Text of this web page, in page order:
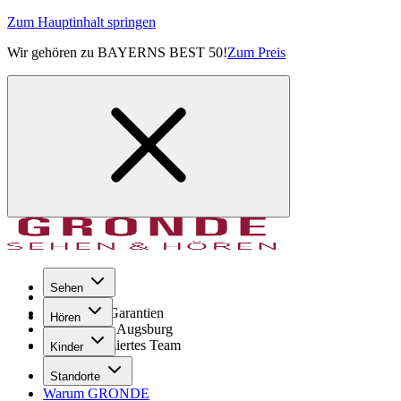
Zum Hauptinhalt springen
Wir gehören zu BAYERNS BEST 50!Zum Preis
Sehen
Hören
Kinder
Standorte
Warum GRONDE
Seit 1971
GRONDE Garantien
8× im Raum Augsburg
Hochqualifiziertes Team